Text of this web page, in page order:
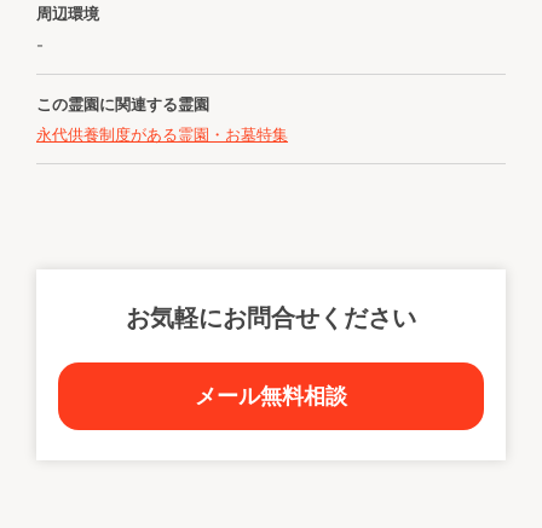
周辺環境
-
この霊園に関連する霊園
永代供養制度がある霊園・お墓特集
お気軽にお問合せください
メール無料相談